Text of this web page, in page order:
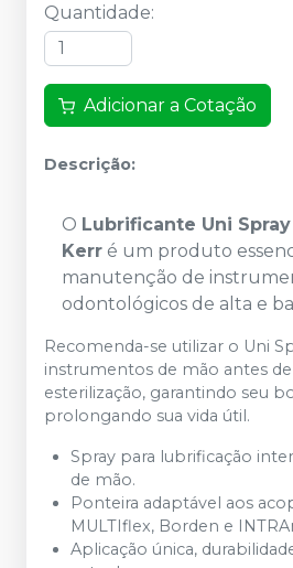
Quantidade:
Adicionar a Cotação
Descrição:
O Lubrificante Uni
Kerr é um produto
manutenção de
odontológicos de alta e
Recomenda-se utilizar o Uni
instrumentos de mão antes de
esterilização, garantindo seu
prolongando sua vida útil.
Spray para lubrificação
de mão.
Ponteira adaptável aos
MULTIflex, Borden e
Aplicação única,